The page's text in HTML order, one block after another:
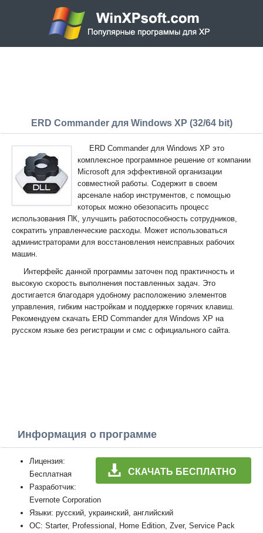
ERD Commander для Windows XP (32/64 bit)
ERD Commander для Windows XP это
комплексное программное решение от компании
Microsoft для эффективной организации
совместной работы. Содержит в своем
арсенале набор инструментов, с помощью
которых можно обезопасить процесс
использования ПК, улучшить работоспособность сотрудников,
сократить управленческие расходы. Может использоваться
администраторами для восстановления неисправных рабочих
машин.
Интерфейс данной программы заточен под практичность и
высокую скорость выполнения поставленных задач. Это
достигается благодаря удобному расположению элементов
управления, гибким настройкам и поддержке горячих клавиш.
Рекомендуем скачать ERD Commander для Windows XP на
русском языке без регистрации и смс с официального сайта.
Информация о программе
СКАЧАТЬ БЕСПЛАТНО
Лицензия:
Бесплатная
Разработчик:
Evernote Corporation
Языки: русский, украинский, английский
ОС: Starter, Professional, Home Edition, Zver, Service Pack